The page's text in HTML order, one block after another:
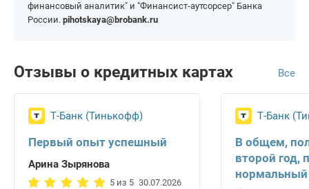
финансовый аналитик" и "Финансист-аутсорсер" Банка
России. pihotskaya@brobank.ru
Отзывы о кредитных картах Все
Т-Банк (Тинькофф)
Первый опыт успешный
Арина Зырянова
5 из 5 30.07.2026
Т-Банк
В общем,
второй год,
нормальный